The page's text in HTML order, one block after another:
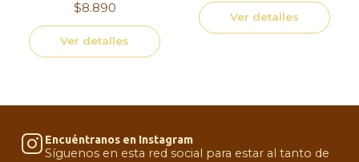
$8.890
Ver detalles
Ver detalles
Encuéntranos en Instagram
Síguenos en esta red social para estar al tanto de